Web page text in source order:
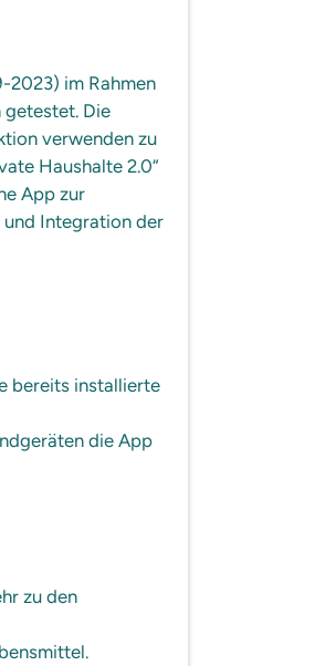
2023) im Rahmen
getestet. Die
verwenden zu
Haushalte 2.0“
App zur
und Integration der
bereits installierte
die App
zu den